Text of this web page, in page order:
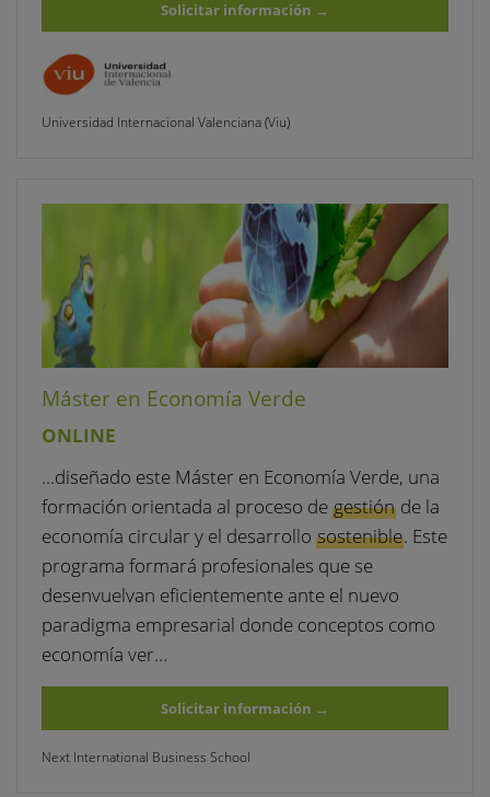
Solicitar información →
Universidad Internacional Valenciana (Viu)
Máster en Economía Verde
ONLINE
…diseñado este Máster en Economía Verde, una
formación orientada al proceso de gestiónde la
economía circular y el desarrollo sostenible. Este
programa formará profesionales que se
desenvuelvan eficientemente ante el nuevo
paradigma empresarial donde conceptos como
economía ver…
Solicitar información →
Next International Business School